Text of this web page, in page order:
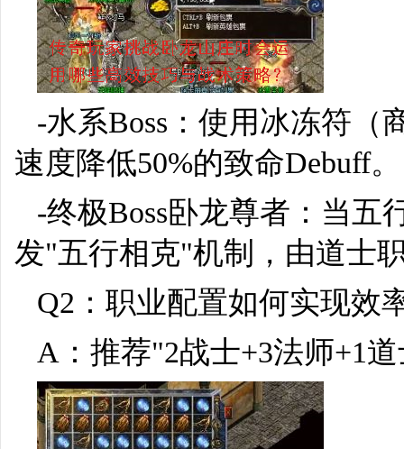
-水系Boss：使用冰冻符（
速度降低50%的致命Debuff。
-终极Boss卧龙尊者：当五
发"五行相克"机制，由道士
Q2：职业配置如何实现效
A：推荐"2战士+3法师+1